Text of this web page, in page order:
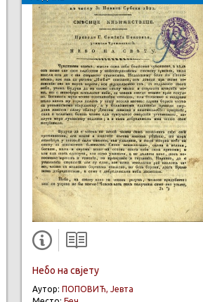
Небо на свјету
Аутор: ПОПОВИЋ, Јевта